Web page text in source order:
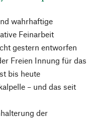
wahrhaftige
Feinarbeit
gestern entworfen
Freien Innung für das
bis heute
– und das seit
der